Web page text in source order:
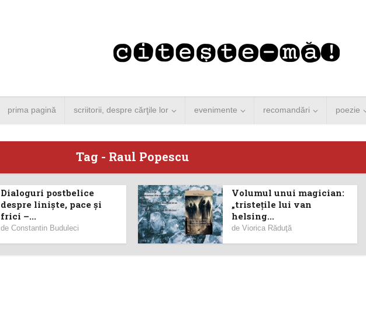
prima pagină scriitorii, despre cărţile lor evenimente recomandări poezie
Tag - Raul Popescu
Dialoguri postbelice
despre liniște, pace și
frici –...
de Constantin Buduleci
Volumul unui magician:
„tristeţile lui van
helsing...
de Viorica Răduţă
Angela Merkel vine la
București. Lansare de
carte şi...
Concurs de reportaj
literar pentru noile
generații...